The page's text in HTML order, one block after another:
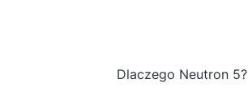
Dlaczego Neutron 5?